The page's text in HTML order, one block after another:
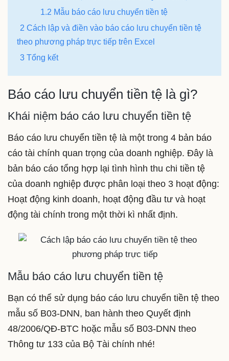
1.2 Mẫu báo cáo lưu chuyển tiền tệ
2 Cách lập và điền vào báo cáo lưu chuyển tiền tệ
theo phương pháp trực tiếp trên Excel
3 Tổng kết
Báo cáo lưu chuyển tiền tệ là gì?
Khái niệm báo cáo lưu chuyển tiền tệ
Báo cáo lưu chuyển tiền tệ là một trong 4 bản báo
cáo tài chính quan trọng của doanh nghiệp. Đây là
bản báo cáo tổng hợp lại tình hình thu chi tiền tệ
của doanh nghiệp được phân loại theo 3 hoạt động:
Hoạt động kinh doanh, hoạt động đầu tư và hoạt
động tài chính trong một thời kì nhất định.
Mẫu báo cáo lưu chuyển tiền tệ
Bạn có thể sử dụng báo cáo lưu chuyển tiền tệ theo
mẫu số B03-DNN, ban hành theo Quyết định
48/2006/QĐ-BTC hoặc mẫu số B03-DNN theo
Thông tư 133 của Bộ Tài chính nhé!